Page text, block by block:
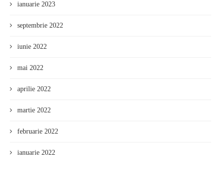
ianuarie 2023
septembrie 2022
iunie 2022
mai 2022
aprilie 2022
martie 2022
februarie 2022
ianuarie 2022